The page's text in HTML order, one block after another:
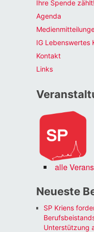
Ihre Spende zählt!
Agenda
IG Lebenswertes
Kontakt
Links
alle
Neueste
SP Kriens
Unterstützung